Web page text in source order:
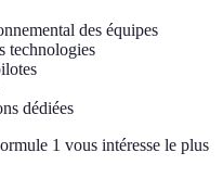
des équipes
technologies
dédiées
1 vous intéresse le plus